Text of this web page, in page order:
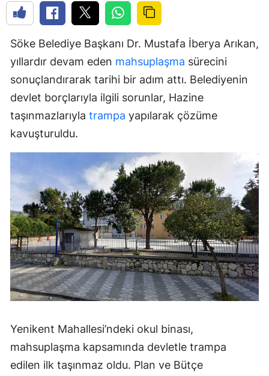
Söke Belediye Başkanı Dr. Mustafa İberya Arıkan,
yıllardır devam eden mahsuplaşma sürecini
sonuçlandırarak tarihi bir adım attı. Belediyenin
devlet borçlarıyla ilgili sorunlar, Hazine
taşınmazlarıyla trampa yapılarak çözüme
kavuşturuldu.
Yenikent Mahallesi’ndeki okul binası,
mahsuplaşma kapsamında devletle trampa
edilen ilk taşınmaz oldu. Plan ve Bütçe